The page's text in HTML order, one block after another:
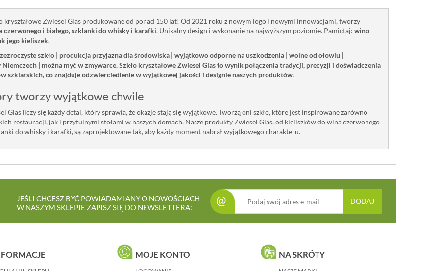
kryształowe Zwiesel Glas produkowane od ponad 150 lat! Od 2021 roku z nowym logo i nowymi innowacjami, tworzy
czerwonego i białego, szklanki do whisky i karafki. Unikalny design i wykonanie na najwyższym poziomie. Pamiętaj: wino
jego kieliszek.
szkło | produkcja przyjazna dla środowiska | wyjątkowo odporne na uszkodzenia | wolne od ołowiu |
| można myć w zmywarce. Szkło kryształowe Zwiesel Glas to wynik połączenia tradycji, precyzji i doświadczenia
szklarskich, co znajduje odzwierciedlenie w wyjątkowej jakości i designie naszych produktów.
tworzy wyjątkowe chwile
Glas liczy się każdy detal, który sprawia, że okazje stają się wyjątkowe. Tworzą oni szkło, które jest inspirowane zarówno
restauracji, jak i przytulnymi stołami w naszych domach. Nasze produkty Zwiesel Glas, od kieliszków do wina czerwonego
do whisky i karafki, są zaprojektowane tak, aby każdy moment nabrał wyjątkowego charakteru.
JEŚLI CHCESZ BYĆ POWIADAMIANY O NOWOŚCIACH
W NASZYM SKLEPIE ZAPISZ SIĘ DO NEWSLETTERA:
@ DODAJ
MOJE KONTO NA SKRÓTY